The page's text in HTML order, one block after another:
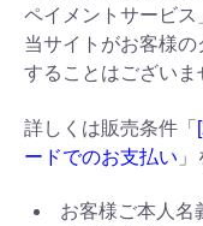
ペイメントサービス
当サイトがお客様
することはございま
詳しくは販売条件「
ードでのお支払い
お客様ご本人名